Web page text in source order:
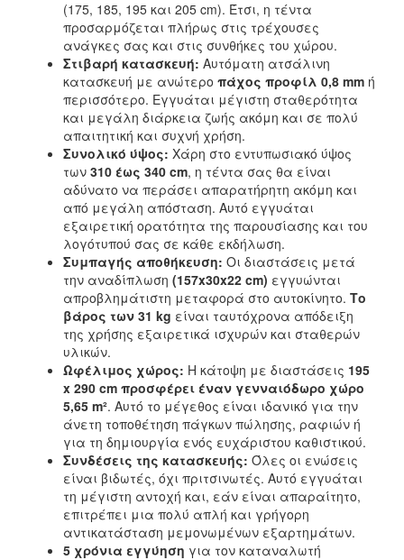
(175, 185, 195 και 205 cm). Έτσι, η τέντα
προσαρμόζεται πλήρως στις τρέχουσες
ανάγκες σας και στις συνθήκες του χώρου.
Στιβαρή κατασκευή: Αυτόματη ατσάλινη
κατασκευή με ανώτερο πάχος προφίλ 0,8 mm ή
περισσότερο. Εγγυάται μέγιστη σταθερότητα
και μεγάλη διάρκεια ζωής ακόμη και σε πολύ
απαιτητική και συχνή χρήση.
Συνολικό ύψος: Χάρη στο εντυπωσιακό ύψος
των 310 έως 340 cm, η τέντα σας θα είναι
αδύνατο να περάσει απαρατήρητη ακόμη και
από μεγάλη απόσταση. Αυτό εγγυάται
εξαιρετική ορατότητα της παρουσίασης και του
λογότυπού σας σε κάθε εκδήλωση.
Συμπαγής αποθήκευση: Οι διαστάσεις μετά
την αναδίπλωση (157x30x22 cm) εγγυώνται
απροβλημάτιστη μεταφορά στο αυτοκίνητο. Το
βάρος των 31 kg είναι ταυτόχρονα απόδειξη
της χρήσης εξαιρετικά ισχυρών και σταθερών
υλικών.
Ωφέλιμος χώρος: Η κάτοψη με διαστάσεις 195
x 290 cm προσφέρει έναν γενναιόδωρο χώρο
5,65 m². Αυτό το μέγεθος είναι ιδανικό για την
άνετη τοποθέτηση πάγκων πώλησης, ραφιών ή
για τη δημιουργία ενός ευχάριστου καθιστικού.
Συνδέσεις της κατασκευής: Όλες οι ενώσεις
είναι βιδωτές, όχι πριτσινωτές. Αυτό εγγυάται
τη μέγιστη αντοχή και, εάν είναι απαραίτητο,
επιτρέπει μια πολύ απλή και γρήγορη
αντικατάσταση μεμονωμένων εξαρτημάτων.
5 χρόνια εγγύηση για τον καταναλωτή